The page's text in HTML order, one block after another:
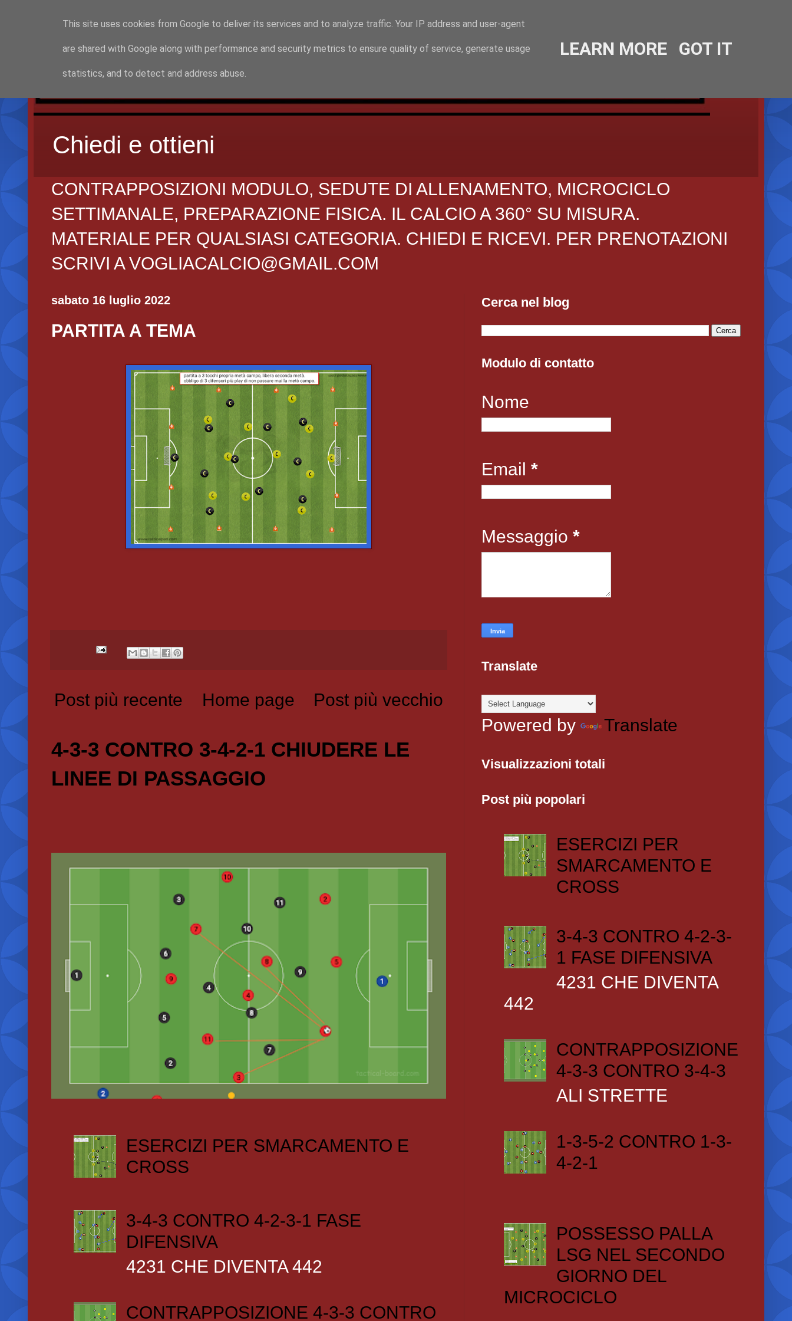
Chiedi e ottieni
CONTRAPPOSIZIONI MODULO, SEDUTE DI ALLENAMENTO, MICROCICLO
SETTIMANALE, PREPARAZIONE FISICA. IL CALCIO A 360° SU MISURA.
MATERIALE PER QUALSIASI CATEGORIA. CHIEDI E RICEVI. PER PRENOTAZIONI
SCRIVI A VOGLIACALCIO@GMAIL.COM
sabato 16 luglio 2022
PARTITA A TEMA
Post più recente Post più vecchio
Home page
4-3-3 CONTRO 3-4-2-1 CHIUDERE LE
LINEE DI PASSAGGIO
ESERCIZI PER SMARCAMENTO E
CROSS
3-4-3 CONTRO 4-2-3-1 FASE
DIFENSIVA
4231 CHE DIVENTA 442
CONTRAPPOSIZIONE 4-3-3 CONTRO
Cerca nel blog
Modulo di contatto
Nome
Email *
Messaggio *
Translate
Powered by Translate
Visualizzazioni totali
Post più popolari
ESERCIZI PER
SMARCAMENTO E
CROSS
3-4-3 CONTRO 4-2-3-
1 FASE DIFENSIVA
4231 CHE DIVENTA
442
CONTRAPPOSIZIONE
4-3-3 CONTRO 3-4-3
ALI STRETTE
1-3-5-2 CONTRO 1-3-
4-2-1
POSSESSO PALLA
LSG NEL SECONDO
GIORNO DEL
MICROCICLO
This site uses cookies from Google to deliver its services and to analyze traffic. Your IP address and user-agent
are shared with Google along with performance and security metrics to ensure quality of service, generate usage
statistics, and to detect and address abuse.
LEARN MORE GOT IT